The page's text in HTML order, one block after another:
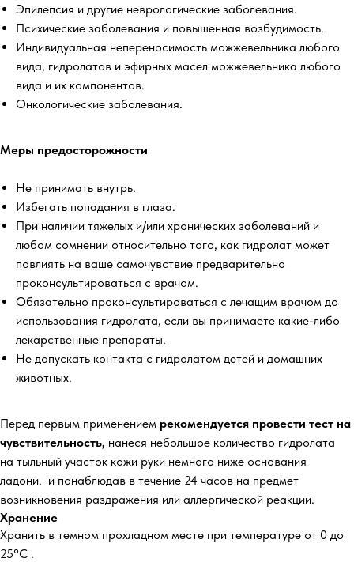
Эпилепсия и другие неврологические заболевания.
Психические заболевания и повышенная возбудимость.
Индивидуальная непереносимость можжевельника любого
вида, гидролатов и эфирных масел можжевельника любого
вида и их компонентов.
Онкологические заболевания.
Меры предосторожности
Не принимать внутрь.
Избегать попадания в глаза.
При наличии тяжелых и/или хронических заболеваний и
любом сомнении относительно того, как гидролат может
повлиять на ваше самочувствие предварительно
проконсультироваться с врачом.
Обязательно проконсультироваться с лечащим врачом до
использования гидролата, если вы принимаете какие-либо
лекарственные препараты.
Не допускать контакта с гидролатом детей и домашних
животных.
Перед первым применением рекомендуется провести тест на
чувствительность, нанеся небольшое количество гидролата
на тыльный участок кожи руки немного ниже основания
ладони. и понаблюдав в течение 24 часов на предмет
возникновения раздражения или аллергической реакции.
Хранение
Хранить в темном прохладном месте при температуре от 0 до
25°С .